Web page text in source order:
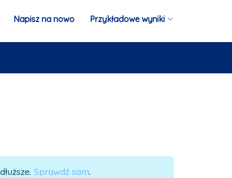
Napisz na nowo Przykładowe wyniki
Sprawdź sam.